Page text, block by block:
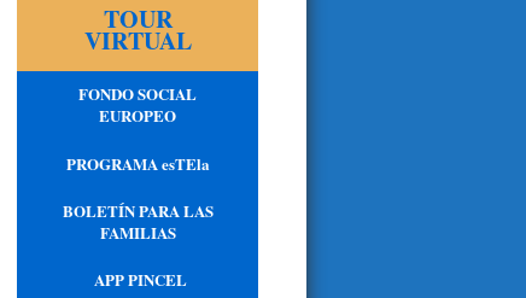
TOUR
VIRTUAL
FONDO SOCIAL
EUROPEO
PROGRAMA esTEla
BOLETÍN PARA LAS
FAMILIAS
APP PINCEL